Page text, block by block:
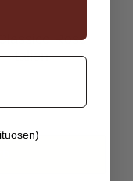
Rosé
Italien